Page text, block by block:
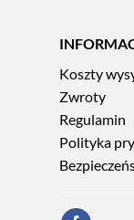
Koszty
Zwroty
Regulamin
Polityka